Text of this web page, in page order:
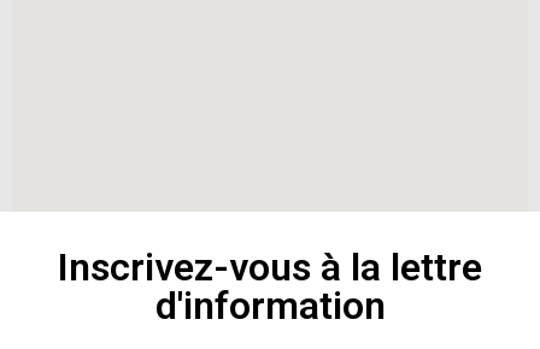
Inscrivez-vous à la lettre
d'information